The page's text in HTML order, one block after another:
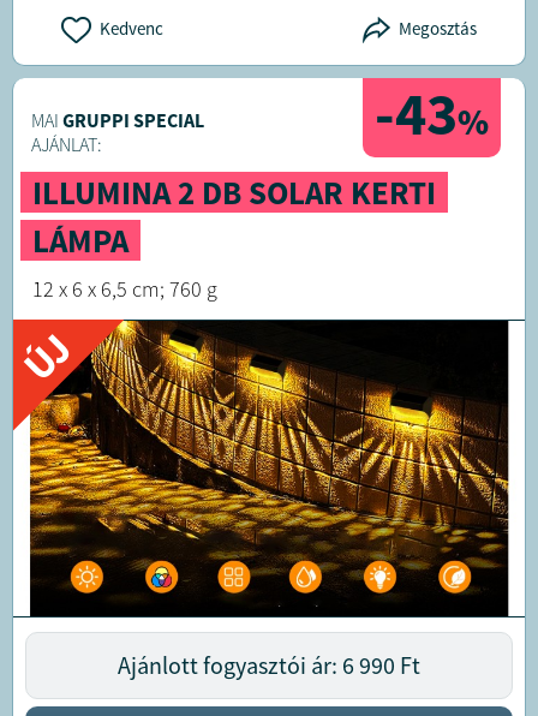
Kedvenc Megosztás
-43%
MAI GRUPPI SPECIAL
AJÁNLAT:
ILLUMINA 2 DB SOLAR KERTI
LÁMPA
12 x 6 x 6,5 cm; 760 g
ÚJ
Ajánlott fogyasztói ár: 6 990 Ft